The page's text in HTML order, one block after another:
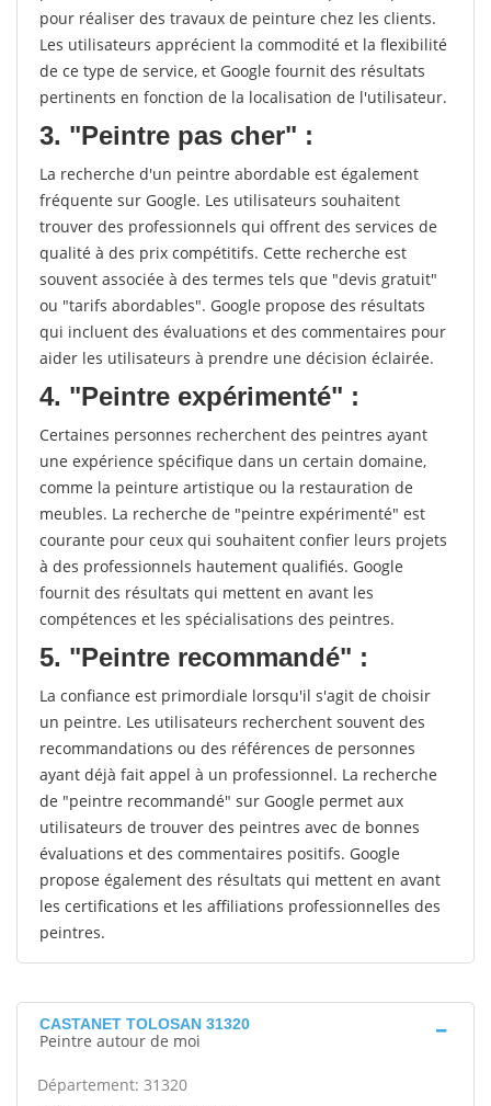
pour réaliser des travaux de peinture chez les clients.
Les utilisateurs apprécient la commodité et la flexibilité
de ce type de service, et Google fournit des résultats
pertinents en fonction de la localisation de l'utilisateur.
3. "Peintre pas cher" :
La recherche d'un peintre abordable est également
fréquente sur Google. Les utilisateurs souhaitent
trouver des professionnels qui offrent des services de
qualité à des prix compétitifs. Cette recherche est
souvent associée à des termes tels que "devis gratuit"
ou "tarifs abordables". Google propose des résultats
qui incluent des évaluations et des commentaires pour
aider les utilisateurs à prendre une décision éclairée.
4. "Peintre expérimenté" :
Certaines personnes recherchent des peintres ayant
une expérience spécifique dans un certain domaine,
comme la peinture artistique ou la restauration de
meubles. La recherche de "peintre expérimenté" est
courante pour ceux qui souhaitent confier leurs projets
à des professionnels hautement qualifiés. Google
fournit des résultats qui mettent en avant les
compétences et les spécialisations des peintres.
5. "Peintre recommandé" :
La confiance est primordiale lorsqu'il s'agit de choisir
un peintre. Les utilisateurs recherchent souvent des
recommandations ou des références de personnes
ayant déjà fait appel à un professionnel. La recherche
de "peintre recommandé" sur Google permet aux
utilisateurs de trouver des peintres avec de bonnes
évaluations et des commentaires positifs. Google
propose également des résultats qui mettent en avant
les certifications et les affiliations professionnelles des
peintres.
CASTANET TOLOSAN 31320
Peintre autour de moi
Département: 31320